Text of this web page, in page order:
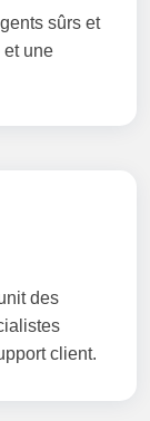
sûrs et
et une
des
client.